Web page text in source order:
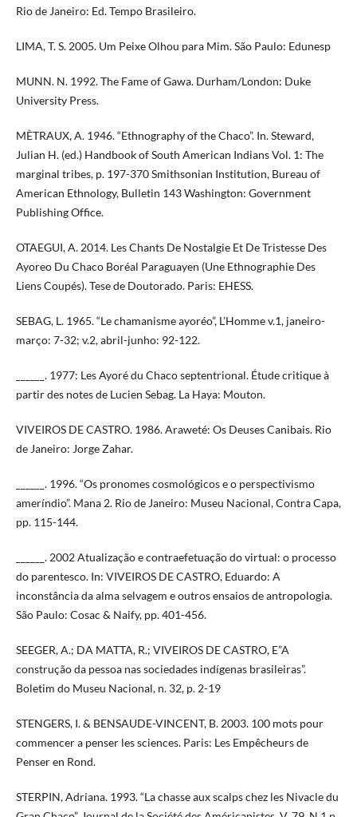
Rio de Janeiro: Ed. Tempo Brasileiro.
LIMA, T. S. 2005. Um Peixe Olhou para Mim. São Paulo: Edunesp
MUNN. N. 1992. The Fame of Gawa. Durham/London: Duke
University Press.
MÈTRAUX, A. 1946. “Ethnography of the Chaco”. In. Steward,
Julian H. (ed.) Handbook of South American Indians Vol. 1: The
marginal tribes, p. 197-370 Smithsonian Institution, Bureau of
American Ethnology, Bulletin 143 Washington: Government
Publishing Office.
OTAEGUI, A. 2014. Les Chants De Nostalgie Et De Tristesse Des
Ayoreo Du Chaco Boréal Paraguayen (Une Ethnographie Des
Liens Coupés). Tese de Doutorado. Paris: EHESS.
SEBAG, L. 1965. “Le chamanisme ayoréo”, L’Homme v.1, janeiro-
março: 7-32; v.2, abril-junho: 92-122.
______. 1977: Les Ayoré du Chaco septentrional. Étude critique à
partir des notes de Lucien Sebag. La Haya: Mouton.
VIVEIROS DE CASTRO. 1986. Araweté: Os Deuses Canibais. Rio
de Janeiro: Jorge Zahar.
______. 1996. “Os pronomes cosmológicos e o perspectivismo
ameríndio”. Mana 2. Rio de Janeiro: Museu Nacional, Contra Capa,
pp. 115-144.
______. 2002 Atualização e contraefetuação do virtual: o processo
do parentesco. In: VIVEIROS DE CASTRO, Eduardo: A
inconstância da alma selvagem e outros ensaios de antropologia.
São Paulo: Cosac & Naify, pp. 401-456.
SEEGER, A.; DA MATTA, R.; VIVEIROS DE CASTRO, E”A
construção da pessoa nas sociedades indígenas brasileiras”.
Boletim do Museu Nacional, n. 32, p. 2-19
STENGERS, I. & BENSAUDE-VINCENT, B. 2003. 100 mots pour
commencer a penser les sciences. Paris: Les Empêcheurs de
Penser en Rond.
STERPIN, Adriana. 1993. “La chasse aux scalps chez les Nivacle du